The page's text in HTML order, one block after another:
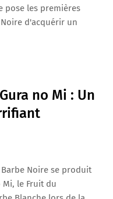
pose les premières
d'acquérir un
no Mi : Un
Noire se produit
le Fruit du